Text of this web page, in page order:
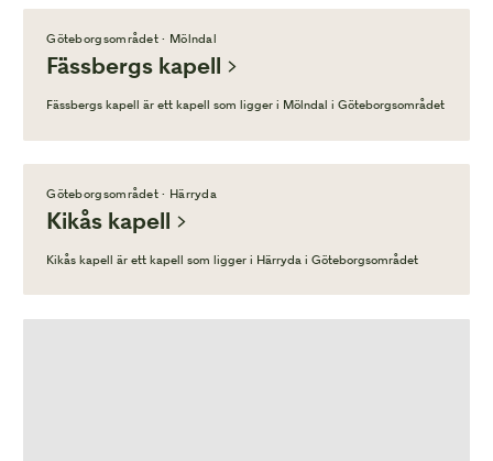
Göteborgsområdet · Mölndal
Fässbergs kapell
Fässbergs kapell är ett kapell som ligger i Mölndal i Göteborgsområdet
Göteborgsområdet · Härryda
Kikås kapell
Kikås kapell är ett kapell som ligger i Härryda i Göteborgsområdet